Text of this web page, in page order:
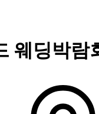
웨딩박람